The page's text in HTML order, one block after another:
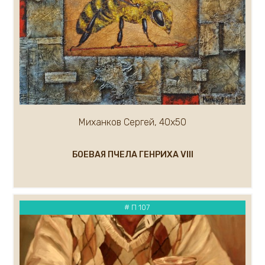
Каковкин Е.
Казак Мария
Кандашкин Владимир
Карлов Сергей
Карнаухов Кирилл
Касымова Назокат
Кипарисов Леонид
Кирьянов Алексей
Климов Юрий
Кожевников Владимир
Ковалёв Сергей
Кондратьев Михаил
Короленко Вячеслав
Костенко Анастасия
Кравцов Дмитрий
Миханков Сергей, 40х50
БОЕВАЯ ПЧЕЛА ГЕНРИХА VIII
# П 107